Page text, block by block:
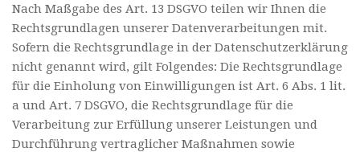
Nach Maßgabe des Art. 13 DSGVO teilen wir Ihnen die
Rechtsgrundlagen unserer Datenverarbeitungen mit.
Sofern die Rechtsgrundlage in der Datenschutzerklärung
nicht genannt wird, gilt Folgendes: Die Rechtsgrundlage
für die Einholung von Einwilligungen ist Art. 6 Abs. 1 lit.
a und Art. 7 DSGVO, die Rechtsgrundlage für die
Verarbeitung zur Erfüllung unserer Leistungen und
Durchführung vertraglicher Maßnahmen sowie